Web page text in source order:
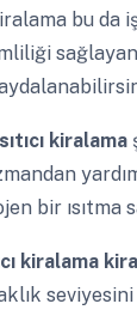
bu da
sağlayan
kiralama
bir ısıtma
kiralama